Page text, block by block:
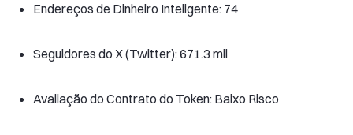
Endereços de Dinheiro Inteligente: 74
Seguidores do X (Twitter): 671.3 mil
Avaliação do Contrato do Token: Baixo Risco